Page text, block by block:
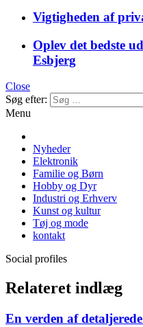
Vigtigheden af
Oplev det bedste
Esbjerg
Close
Søg efter:
Menu
Nyheder
Elektronik
Familie og Børn
Hobby og Dyr
Industri og Erhverv
Kunst og kultur
Tøj og mode
kontakt
Social profiles
Relateret indlæg
En verden af